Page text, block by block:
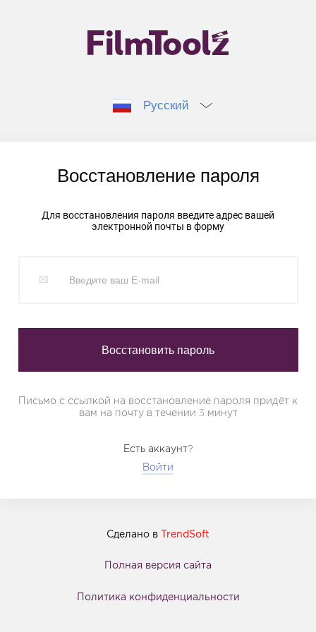
Русский
Восстановление пароля
Для восстановления пароля введите адрес вашей
электронной почты в форму
Письмо с ссылкой на восстановление пароля придёт к
вам на почту в течении 3 минут
Есть аккаунт?
Войти
Сделано в TrendSoft
Полная версия сайта
Политика конфиденциальности